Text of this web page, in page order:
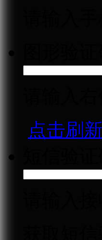
点击刷新